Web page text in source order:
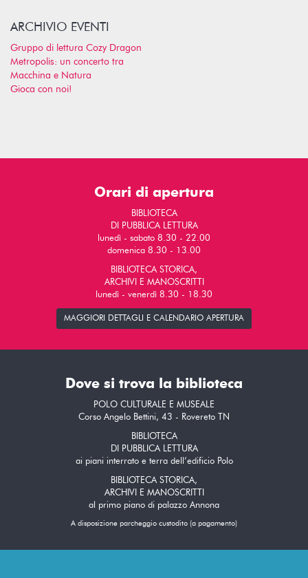
ARCHIVIO EVENTI
Gruppo di lettura Cozy Dragon
Metropolis: un concerto tra
Macchina e Natura
Gioca con noi!
Orari di apertura
BIBLIOTECA
DI PUBBLICA LETTURA
lunedì - sabato 8.30 - 22.00
domenica 8.30 - 13.00
BIBLIOTECA STORICA,
ARCHIVI E MANOSCRITTI
lunedì - venerdì 8.30 - 18.30
MAGGIORI DETTAGLI E CALENDARIO APERTURA
Dove si trova la biblioteca
POLO CULTURALE E MUSEALE
Corso Angelo Bettini, 43 - Rovereto TN
BIBLIOTECA
DI PUBBLICA LETTURA
ai piani interrato e terra dell’edificio Polo
BIBLIOTECA STORICA,
ARCHIVI E MANOSCRITTI
al primo piano di palazzo Annona
A disposizione parcheggio custodito (a pagamento)